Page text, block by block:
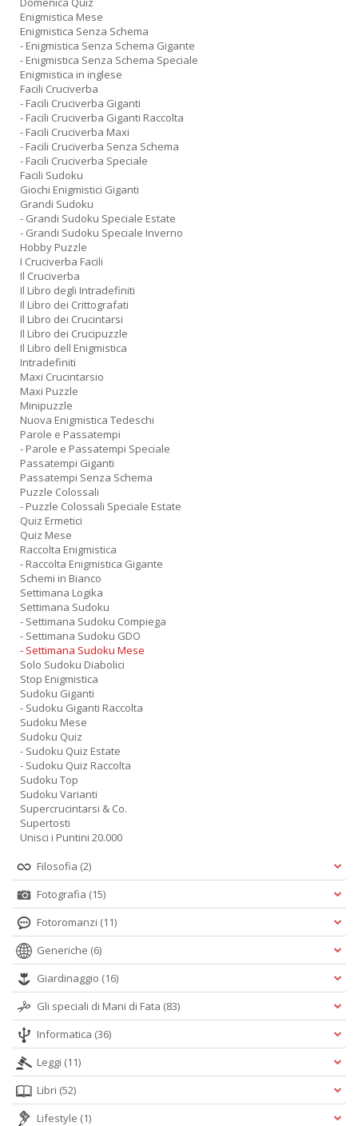
Enigmistica Mese
Enigmistica Senza Schema
- Enigmistica Senza Schema Gigante
- Enigmistica Senza Schema Speciale
Enigmistica in inglese
Facili Cruciverba
- Facili Cruciverba Giganti
- Facili Cruciverba Giganti Raccolta
- Facili Cruciverba Maxi
- Facili Cruciverba Senza Schema
- Facili Cruciverba Speciale
Facili Sudoku
Giochi Enigmistici Giganti
Grandi Sudoku
- Grandi Sudoku Speciale Estate
- Grandi Sudoku Speciale Inverno
Hobby Puzzle
I Cruciverba Facili
Il Cruciverba
Il Libro degli Intradefiniti
Il Libro dei Crittografati
Il Libro dei Crucintarsi
Il Libro dei Crucipuzzle
Il Libro dell Enigmistica
Intradefiniti
Maxi Crucintarsio
Maxi Puzzle
Minipuzzle
Nuova Enigmistica Tedeschi
Parole e Passatempi
- Parole e Passatempi Speciale
Passatempi Giganti
Passatempi Senza Schema
Puzzle Colossali
- Puzzle Colossali Speciale Estate
Quiz Ermetici
Quiz Mese
Raccolta Enigmistica
- Raccolta Enigmistica Gigante
Schemi in Bianco
Settimana Logika
Settimana Sudoku
- Settimana Sudoku Compiega
- Settimana Sudoku GDO
- Settimana Sudoku Mese
Solo Sudoku Diabolici
Stop Enigmistica
Sudoku Giganti
- Sudoku Giganti Raccolta
Sudoku Mese
Sudoku Quiz
- Sudoku Quiz Estate
- Sudoku Quiz Raccolta
Sudoku Top
Sudoku Varianti
Supercrucintarsi & Co.
Supertosti
Unisci i Puntini 20.000
Filosofia (2)
Fotografia (15)
Fotoromanzi (11)
Generiche (6)
Giardinaggio (16)
Gli speciali di Mani di Fata (83)
Informatica (36)
Leggi (11)
Libri (52)
Lifestyle (1)